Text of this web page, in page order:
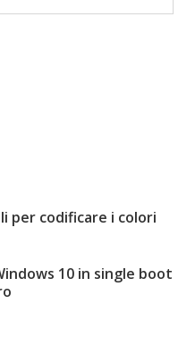
per codificare i colori
10 in single boot